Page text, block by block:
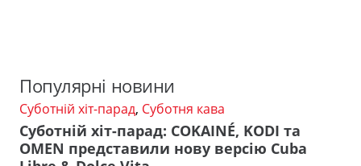
Популярні новини
Суботній хіт-парад, Суботня кава
Суботній хіт-парад: COKAINÉ, KODI та
OMEN представили нову версію Cuba